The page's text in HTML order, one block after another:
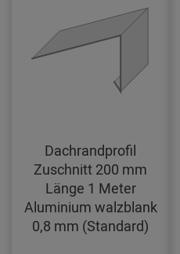
Dachrandprofil
Zuschnitt 200 mm
Länge 1 Meter
Aluminium walzblank
0,8 mm (Standard)